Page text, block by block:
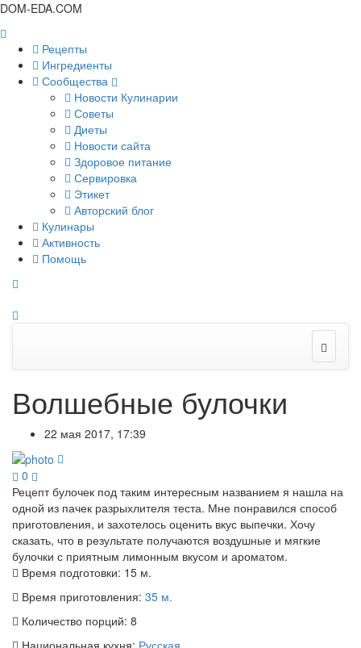
DOM-EDA.COM
Рецепты
Ингредиенты
Сообщества
Новости Кулинарии
Советы
Диеты
Новости сайта
Здоровое питание
Сервировка
Этикет
Авторский блог
Кулинары
Активность
Помощь
Волшебные булочки
22 мая 2017, 17:39
0
Рецепт булочек под таким интересным названием я нашла на
одной из пачек разрыхлителя теста. Мне понравился способ
приготовления, и захотелось оценить вкус выпечки. Хочу
сказать, что в результате получаются воздушные и мягкие
булочки с приятным лимонным вкусом и ароматом.
Время подготовки: 15 м.
Время приготовления: 35 м.
Количество порций: 8